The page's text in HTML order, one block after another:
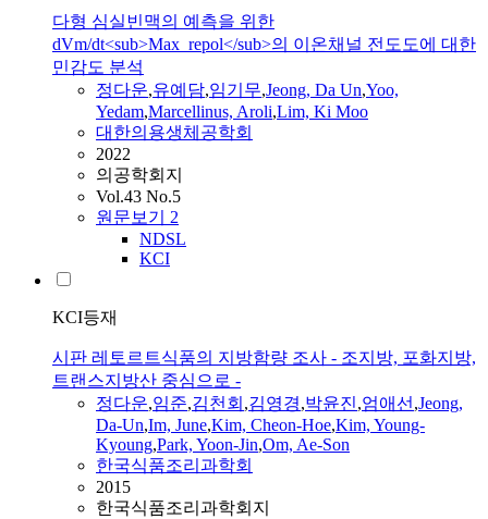
다형 심실빈맥의 예측을 위한
dVm/dt<sub>Max_repol</sub>의 이온채널 전도도에 대한
민감도 분석
정다운,유예담,임기무,Jeong, Da Un,Yoo,
Yedam,Marcellinus, Aroli,Lim, Ki Moo
대한의용생체공학회
2022
의공학회지
Vol.43 No.5
원문보기 2
NDSL
KCI
KCI등재
시판 레토르트식품의 지방함량 조사 - 조지방, 포화지방,
트랜스지방산 중심으로 -
정다운,임준,김천회 ,김영경,박윤진,엄애선,Jeong,
Da-Un,Im, June,Kim, Cheon-Hoe,Kim, Young-
Kyoung,Park, Yoon-Jin,Om, Ae-Son
한국식품조리과학회
2015
한국식품조리과학회지